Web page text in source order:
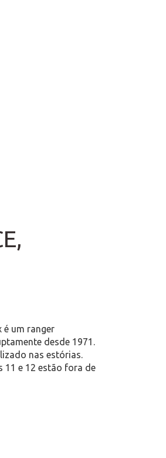
é um ranger
desde 1971.
nas estórias.
11 e 12 estão fora de